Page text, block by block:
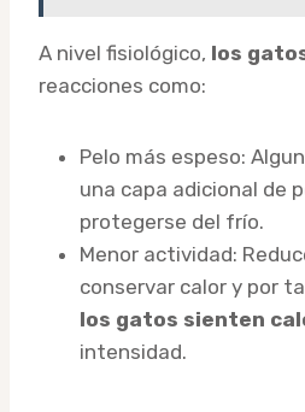
A nivel fisiológico, los
reacciones como:
Pelo más espeso:
una capa adicional de
protegerse del frío.
Menor actividad:
conservar calor y por
los gatos sienten
intensidad.